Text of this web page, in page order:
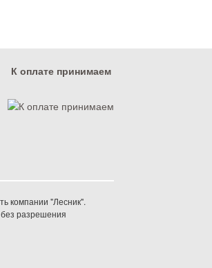
К оплате принимаем
компании "Лесник".
разрешения